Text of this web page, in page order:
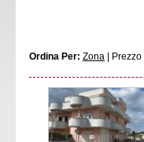
Ordina Per: Zona Prezzo